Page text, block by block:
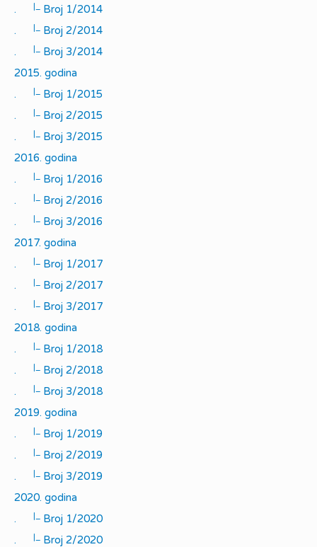
.
|_
Broj 1/2014
.
|_
Broj 2/2014
.
|_
Broj 3/2014
2015. godina
.
|_
Broj 1/2015
.
|_
Broj 2/2015
.
|_
Broj 3/2015
2016. godina
.
|_
Broj 1/2016
.
|_
Broj 2/2016
.
|_
Broj 3/2016
2017. godina
.
|_
Broj 1/2017
.
|_
Broj 2/2017
.
|_
Broj 3/2017
2018. godina
.
|_
Broj 1/2018
.
|_
Broj 2/2018
.
|_
Broj 3/2018
2019. godina
.
|_
Broj 1/2019
.
|_
Broj 2/2019
.
|_
Broj 3/2019
2020. godina
.
|_
Broj 1/2020
.
|_
Broj 2/2020